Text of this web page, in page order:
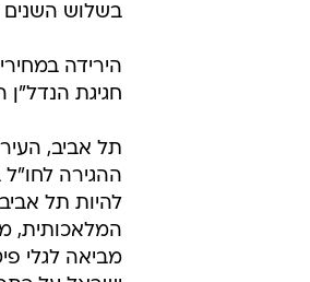
בשלוש
הירידה
חגיגת הנדל"ן
תל אביב,
ההגירה
להיות תל
המלאכותית,
מביאה לגלי